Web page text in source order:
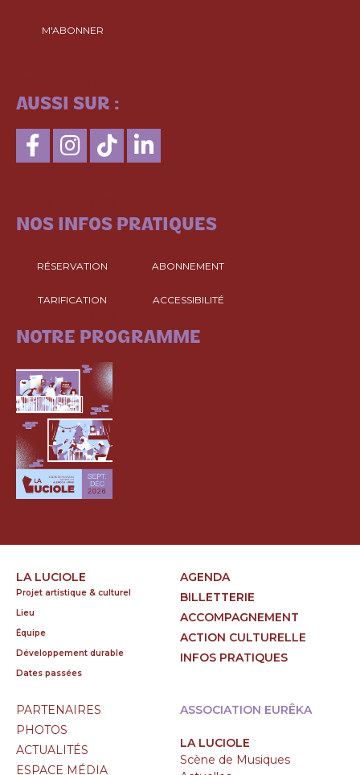
M'ABONNER
AUSSI SUR :
NOS INFOS PRATIQUES
RÉSERVATION ABONNEMENT
TARIFICATION ACCESSIBILITÉ
NOTRE PROGRAMME
LA LUCIOLE
Projet artistique & culturel
Lieu
Équipe
Développement durable
Dates passées
AGENDA
BILLETTERIE
ACCOMPAGNEMENT
ACTION CULTURELLE
INFOS PRATIQUES
PARTENAIRES
PHOTOS
ACTUALITÉS
ESPACE MÉDIA
ASSOCIATION EURÊKA
LA LUCIOLE
Scène de Musiques